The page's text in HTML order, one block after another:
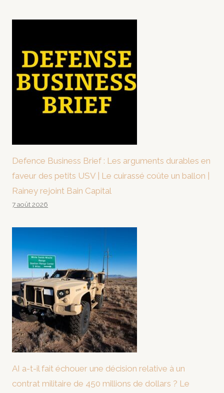
Defence Business Brief : Les arguments durables en
faveur des petits USV | Le cuirassé coûte un ballon |
Rainey rejoint Bain Capital
7 août 2026
AI a-t-il fait échouer une décision relative à un
contrat militaire de 450 millions de dollars ? Le